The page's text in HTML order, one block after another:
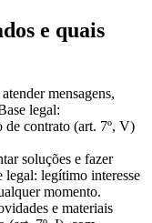
e quais
atender mensagens,
legal:
de contrato (art. 7º, V)
soluções e fazer
legítimo interesse
momento.
e materiais